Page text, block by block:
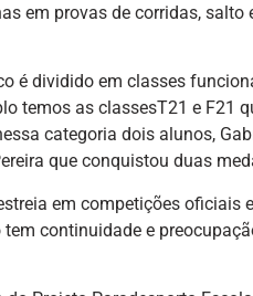
em provas de corridas, salto
é dividido em classes
temos as classesT21 e F21
categoria dois alunos,
que conquistou duas
em competições oficiais
continuidade e